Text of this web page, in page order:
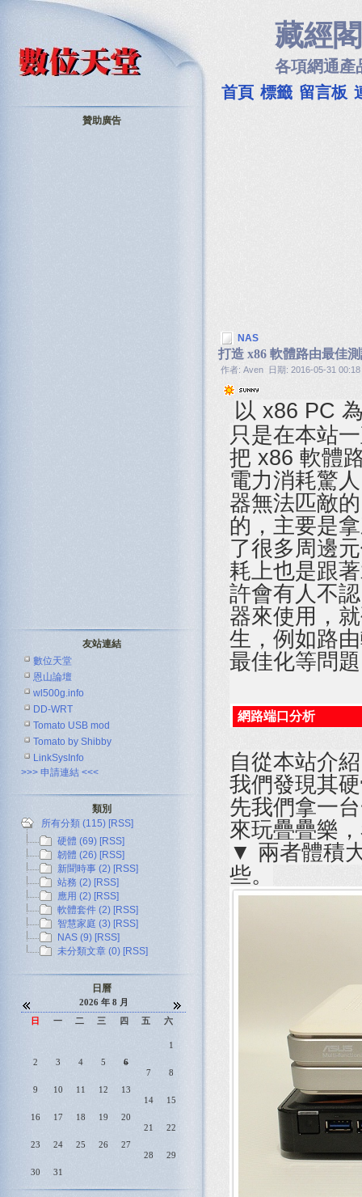
藏經閣
各項網通產
首頁 標籤 留言板
NAS
打造 x86 軟體路由最佳
作者: Aven 日期: 2016-05-31 00:18
以 x86 PC
只是在本站
把 x86 軟體
電力消耗驚
器無法匹敵
的，主要是
了很多周邊
耗上也是跟
許會有人不
器來使用，
生，例如路
最佳化等問
網路端口分析
自從本站介
我們發現其
先我們拿一
來玩疊疊樂
▼ 兩者體積
些。
贊助廣告
友站連結
數位天堂
恩山論壇
wl500g.info
DD-WRT
Tomato USB mod
Tomato by Shibby
LinkSysInfo
>>> 申請連結 <<<
類別
所有分類 (115) [RSS]
硬體 (69) [RSS]
韌體 (26) [RSS]
新聞時事 (2) [RSS]
站務 (2) [RSS]
應用 (2) [RSS]
軟體套件 (2) [RSS]
智慧家庭 (3) [RSS]
NAS (9) [RSS]
未分類文章 (0) [RSS]
日曆
2026 年 8 月
日
一 二 三 四 五 六
1
2
3 4 5
6
7
8
9
10 11 12
13
14
15
16
17 18 19
20
21
22
23
24 25 26
27
28
29
30
31